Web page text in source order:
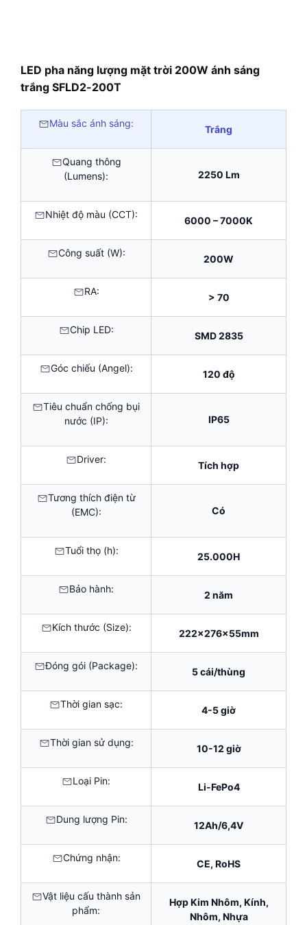
LED pha năng lượng mặt trời 200W ánh sáng
trắng SFLD2-200T
Màu sắc ánh sáng:
Trắng
Quang thông
(Lumens):
2250 Lm
Nhiệt độ màu (CCT):
6000 – 7000K
Công suất (W):
200W
RA:
> 70
Chip LED:
SMD 2835
Góc chiếu (Angel):
120 độ
Tiêu chuẩn chống bụi
nước (IP):
IP65
Driver:
Tích hợp
Tương thích điện từ
(EMC):
Có
Tuổi thọ (h):
25.000H
Bảo hành:
2 năm
Kích thước (Size):
222x276x55mm
Đóng gói (Package):
5 cái/thùng
Thời gian sạc:
4-5 giờ
Thời gian sử dụng:
10-12 giờ
Loại Pin:
Li-FePo4
Dung lượng Pin:
12Ah/6,4V
Chứng nhận:
CE, RoHS
Vật liệu cấu thành sản
phẩm:
Hợp Kim Nhôm, Kính,
Nhôm, Nhựa